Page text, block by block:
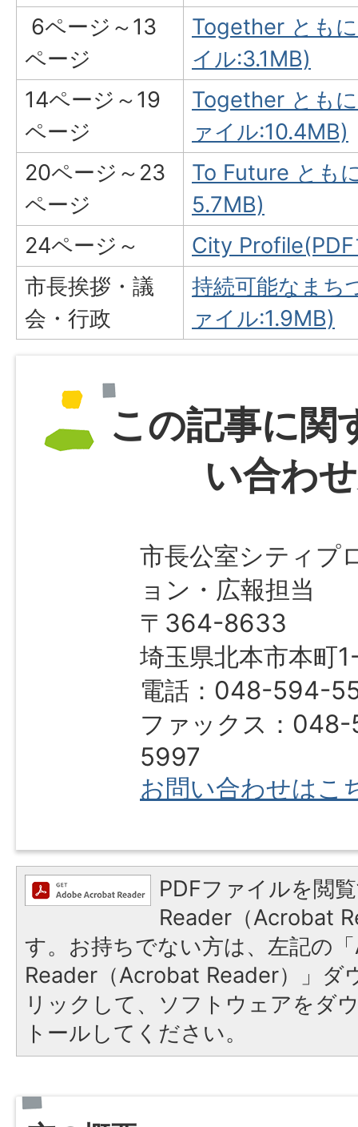
6ページ～13
ページ
Together とも
イル:3.1MB)
14ページ～19
ページ
Together とも
ァイル:10.4MB)
20ページ～23
ページ
To Future とも
5.7MB)
24ページ～
City
市長挨拶・議
会・行政
持続可能なまち
ァイル:1.9MB)
この記事に関
い合わ
市長公室シティプ
ョン・広報担当
〒364-8633
埼玉県北本市本町
電話：048-594-
ファックス：
5997
お問い合わせはこ
PDFファイルを閲
Reader（Acrobat
す。お持ちでない方は、左記の
Reader（Acrobat Reader）」ダ
リックして、ソフトウェアをダ
トールしてください。